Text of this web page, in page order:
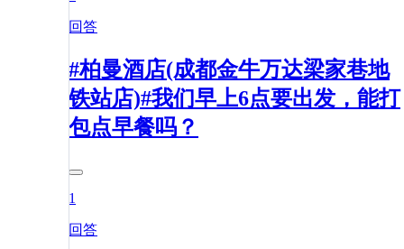
回答
#柏曼酒店(成都金牛万达梁家巷地
铁站店)#我们早上6点要出发，能打
包点早餐吗？
1
回答